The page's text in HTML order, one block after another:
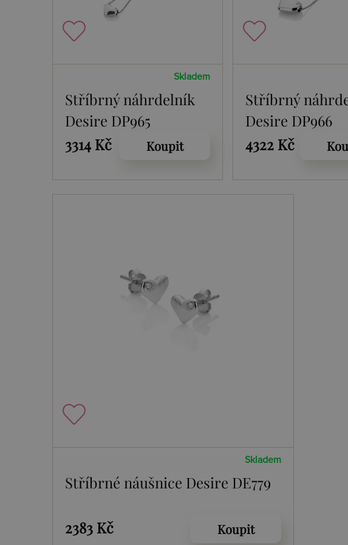
Skladem
Stříbrný náhrdelník
Desire DP965
3314 Kč
Koupit
Stříbrný
Desire DP966
4322 Kč
Skladem
Stříbrné náušnice Desire DE779
2383 Kč Koupit